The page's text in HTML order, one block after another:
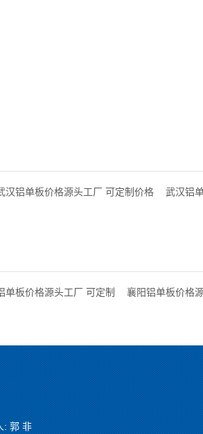
汉铝单板价格源头工厂 可定制价格
武汉铝
单板价格源头工厂 可定制 襄阳铝单板价格
: 郭 非